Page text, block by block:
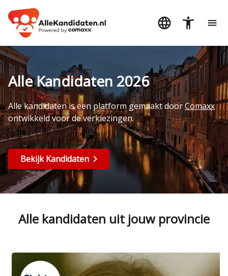
Alle Kandidaten 2026
Alle kandidaten is een platform gemaakt doorComaxx
ontwikkeld voor de verkiezingen.
Bekijk Kandidaten
Alle kandidaten uit jouw provincie